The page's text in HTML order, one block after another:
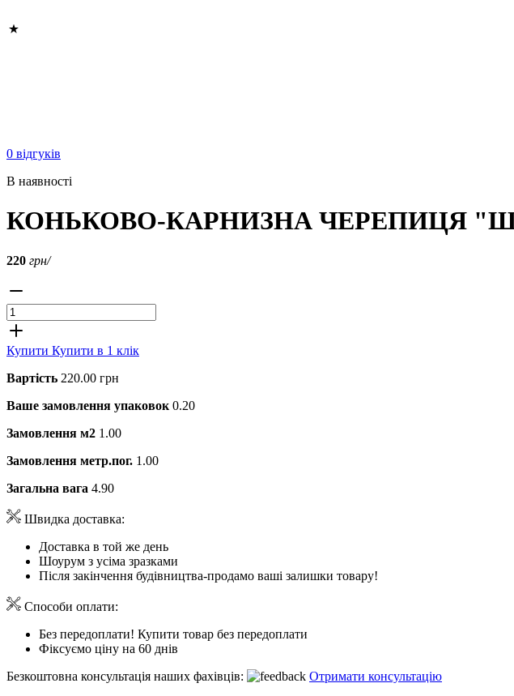
0 відгуків
В наявності
КОНЬКОВО-КАРНИЗНА ЧЕРЕПИЦЯ
220 грн/
Купити Купити в 1 клік
Вартість 220.00 грн
Ваше замовлення упаковок 0.20
Замовлення м2 1.00
Замовлення метр.пог. 1.00
Загальна вага 4.90
Швидка доставка:
Доставка в той же день
Шоурум з усіма зразками
Після закінчення будівництва-продамо ваші залишки товару!
Способи оплати:
Без передоплати! Купити товар без передоплати
Фіксуємо ціну на 60 днів
Безкоштовна консультація наших фахівців:
Отримати консультацію